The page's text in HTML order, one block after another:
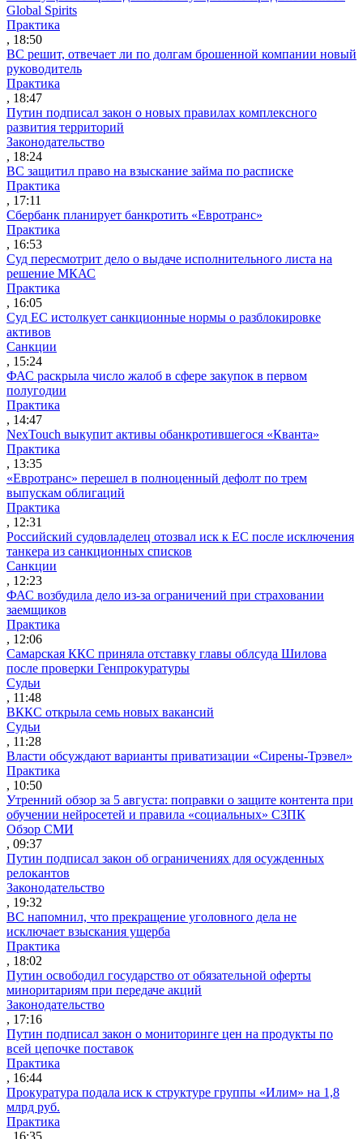
Global Spirits
Практика
, 18:50
ВС решит, отвечает ли по долгам брошенной компании новый
руководитель
Практика
, 18:47
Путин подписал закон о новых правилах комплексного
развития территорий
Законодательство
, 18:24
ВС защитил право на взыскание займа по расписке
Практика
, 17:11
Сбербанк планирует банкротить «Евротранс»
Практика
, 16:53
Суд пересмотрит дело о выдаче исполнительного листа на
решение МКАС
Практика
, 16:05
Суд ЕС истолкует санкционные нормы о разблокировке
активов
Санкции
, 15:24
ФАС раскрыла число жалоб в сфере закупок в первом
полугодии
Практика
, 14:47
NexTouch выкупит активы обанкротившегося «Кванта»
Практика
, 13:35
«Евротранс» перешел в полноценный дефолт по трем
выпускам облигаций
Практика
, 12:31
Российский судовладелец отозвал иск к ЕС после исключения
танкера из санкционных списков
Санкции
, 12:23
ФАС возбудила дело из-за ограничений при страховании
заемщиков
Практика
, 12:06
Самарская ККС приняла отставку главы облсуда Шилова
после проверки Генпрокуратуры
Судьи
, 11:48
ВККС открыла семь новых вакансий
Судьи
, 11:28
Власти обсуждают варианты приватизации «Сирены-Трэвел»
Практика
, 10:50
Утренний обзор за 5 августа: поправки о защите контента при
обучении нейросетей и правила «социальных» СЗПК
Обзор СМИ
, 09:37
Путин подписал закон об ограничениях для осужденных
релокантов
Законодательство
, 19:32
ВС напомнил, что прекращение уголовного дела не
исключает взыскания ущерба
Практика
, 18:02
Путин освободил государство от обязательной оферты
миноритариям при передаче акций
Законодательство
, 17:16
Путин подписал закон о мониторинге цен на продукты по
всей цепочке поставок
Практика
, 16:44
Прокуратура подала иск к структуре группы «Илим» на 1,8
млрд руб.
Практика
, 16:35